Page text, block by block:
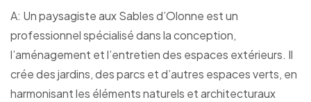
A: Un paysagiste aux Sables d’Olonne est un
professionnel spécialisé dans la conception,
l’aménagement et l’entretien des espaces extérieurs. Il
crée des jardins, des parcs et d’autres espaces verts, en
harmonisant les éléments naturels et architecturaux